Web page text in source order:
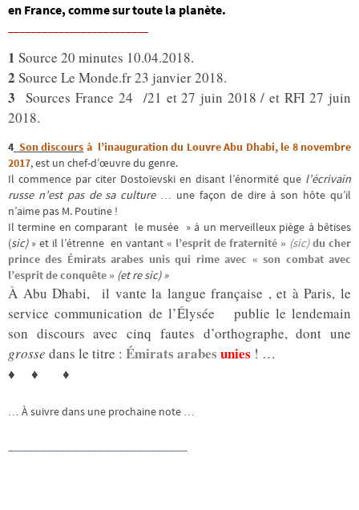
en France, comme sur toute la planète.
1 Source 20 minutes 10.04.2018.
2 Source Le Monde.fr 23 janvier 2018.
3
Sources France 24 /21 et 27 juin 2018 / et RFI 27 juin
2018.
4 Son discours à l’inauguration du LouvreAbu Dhabi, le 8 novembre
2017, est un chef-d’œuvre du genre.
Il commence par citer Dostoïevski en disant l’énormité que l’écrivain
russe n’est pas de sa culture… une façon de dire à son hôte qu’il
n’aime pas M. Poutine !
Il termine en comparant le musée » à un merveilleux piège à bêtises
(sic)» et il l’étrenne en vantant « l’esprit de fraternité » (sic) du cher
prince des Émirats arabes unis qui rime avec « son combat avec
l’esprit de conquête » (et re sic) »
À Abu Dhabi, il vante la langue française , et à Paris, le
service communication de l’Élysée publie le lendemain
son discours avec cinq fautes d’orthographe, dont une
grosse dans le titre : Émirats arabes unies ! …
♦ ♦ ♦
… À suivre dans une prochaine note …